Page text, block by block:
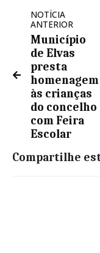
NOTÍCIA
ANTERIOR
Município
de Elvas
presta
homenagem
às crianças
do concelho
com Feira
Escolar
Compartilhe